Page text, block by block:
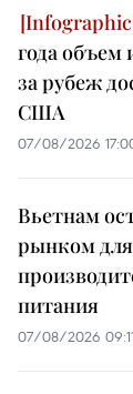
года объем
за рубеж
США
07/08/2026
Вьетнам
рынком
питания
07/08/2026 09:11